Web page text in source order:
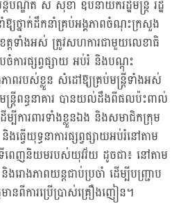
បណ្ឌិត ស សុខា ឧបនាយករដ្ឋមន្ត្រី រដ្ឋ
យថ្នាក់ដឹកនាំគ្រប់អង្គភាពចំណុះក្រសួង
េត្តទាំងអស់ ត្រូវសហការជាមួយលេខាធិ
ចំការផ្សព្វផ្សាយ អប់រំ និងបណ្តុះ
ាពរបស់ខ្លួន សំដៅឱ្យគ្រប់មន្រ្តីទាំងអស់
រីពន្ធនាគារ បានយល់ដឹងពីផលប៉ះពាល់
បីការពារទាំងខ្លួនឯង និងសមាជិកក្រុម
វើយុទ្ធនាការផ្សព្វផ្សាយអប់រំនៅតាម
ទីពេញនិយមរបស់យុវវ័យ ដូចជា៖ នៅតាម
ងរោងភាពយន្តជាប់ប្រចាំ ដើម្បីបញ្ជ្រាប
ានពីការប្រើប្រាស់គ្រឿងញៀន។